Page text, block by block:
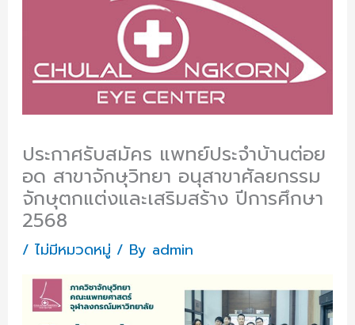
ประกาศรับสมัคร แพทย์ประจำบ้านต่อย
อด สาขาจักษุวิทยา อนุสาขาศัลยกรรม
จักษุตกแต่งและเสริมสร้าง ปีการศึกษา
2568
/ ไม่มีหมวดหมู่ / By admin